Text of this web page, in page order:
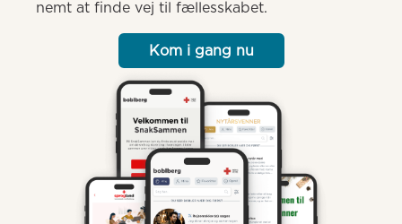
nemt at finde vej til fællesskabet.
Kom i gang nu